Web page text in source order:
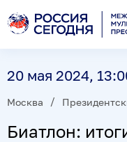
20 мая 2024,
Москва
Биатлон: